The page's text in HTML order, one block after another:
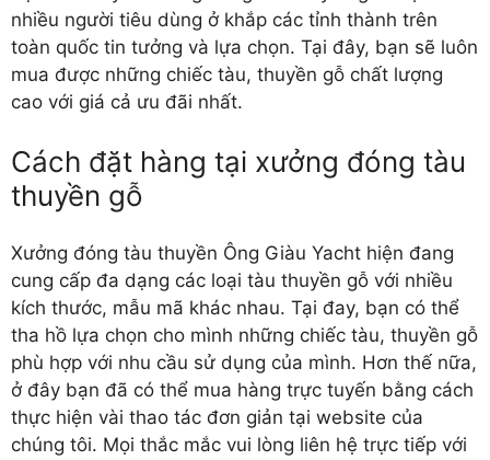
nhiều người tiêu dùng ở khắp các tỉnh thành trên
toàn quốc tin tưởng và lựa chọn. Tại đây, bạn sẽ luôn
mua được những chiếc tàu, thuyền gỗ chất lượng
cao với giá cả ưu đãi nhất.
Cách đặt hàng tại xưởng đóng tàu
thuyền gỗ
Xưởng đóng tàu thuyền Ông Giàu Yacht hiện đang
cung cấp đa dạng các loại tàu thuyền gỗ với nhiều
kích thước, mẫu mã khác nhau. Tại đay, bạn có thể
tha hồ lựa chọn cho mình những chiếc tàu, thuyền gỗ
phù hợp với nhu cầu sử dụng của mình. Hơn thế nữa,
ở đây bạn đã có thể mua hàng trực tuyến bằng cách
thực hiện vài thao tác đơn giản tại website của
chúng tôi. Mọi thắc mắc vui lòng liên hệ trực tiếp với